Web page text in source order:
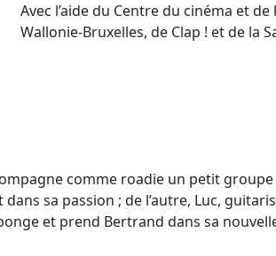
Avec l’aide du Centre du cinéma et
Wallonie-Bruxelles, de Clap ! et de la
comme roadie un petit
sa passion ; de l’autre, Luc,
et prend Bertrand dans sa